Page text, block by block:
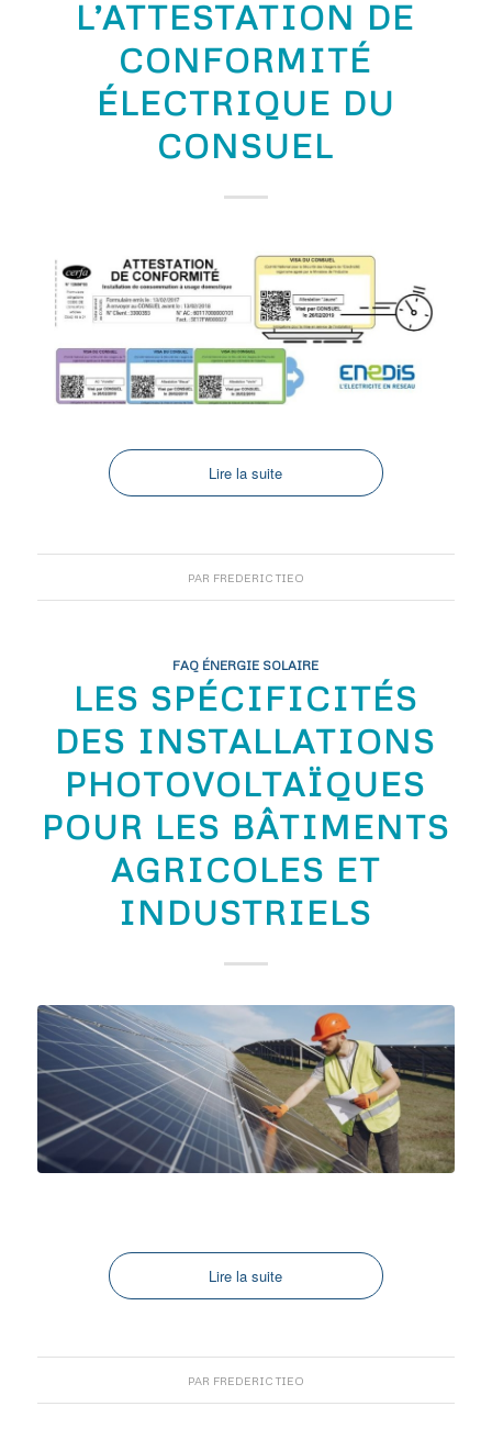
L’ATTESTATION DE
CONFORMITÉ
ÉLECTRIQUE DU
CONSUEL
Lire la suite
PAR FREDERIC TIEO
FAQ ÉNERGIE SOLAIRE
LES SPÉCIFICITÉS
DES INSTALLATIONS
PHOTOVOLTAÏQUES
POUR LES BÂTIMENTS
AGRICOLES ET
INDUSTRIELS
Lire la suite
PAR FREDERIC TIEO